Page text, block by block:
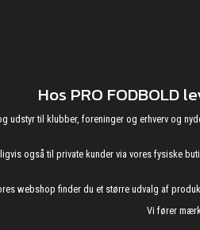
Hos PRO
udstyr til klubber, foreninger og erhverv og
også til private kunder via vores fysiske
webshop finder du et større udvalg af
Vi fører